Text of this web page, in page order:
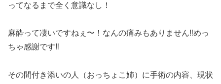
ってなるまで全く意識なし！
麻酔って凄いですねぇ〜！なんの痛みもありません‼︎めっ
ちゃ感謝です‼︎
その間付き添いの人（おっちょこ姉）に手術の内容、現状